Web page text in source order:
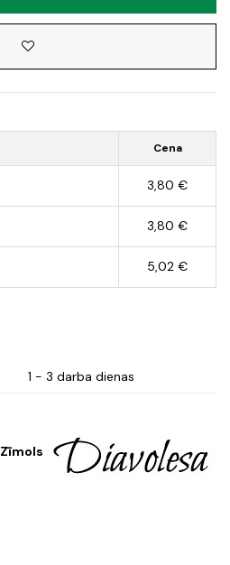
Cena
3,80 €
3,80 €
5,02 €
1 - 3 darba dienas
Zīmols